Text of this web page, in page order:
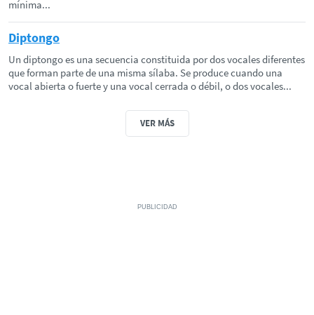
mínima...
Diptongo
Un diptongo es una secuencia constituida por dos vocales diferentes
que forman parte de una misma sílaba. Se produce cuando una
vocal abierta o fuerte y una vocal cerrada o débil, o dos vocales...
VER MÁS